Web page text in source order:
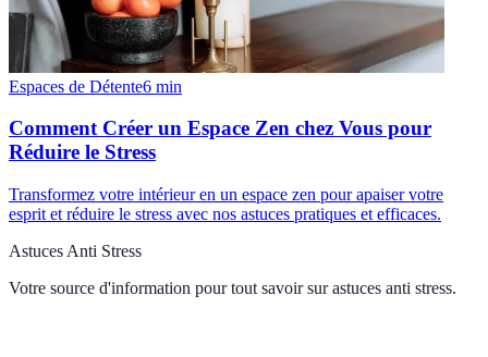
Espaces de Détente6 min
Comment Créer un Espace Zen chez Vous pour
Réduire le Stress
Transformez votre intérieur en un espace zen pour apaiser votre
esprit et réduire le stress avec nos astuces pratiques et efficaces.
Astuces Anti Stress
Votre source d'information pour tout savoir sur astuces anti stress.